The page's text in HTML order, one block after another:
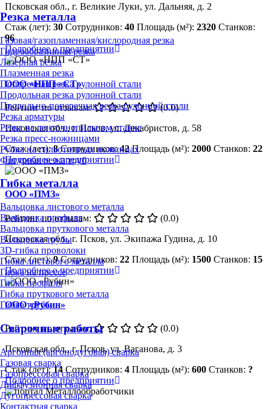
Резка металла
Газовая/газопламенная/кислородная резка
Гидроабразивная резка
Лазерная резка
Плазменная резка
Поперечная резка рулонной стали
Продольная резка рулонной стали
Продольно-поперечная резка рулонной стали
Резка арматуры
Резка на ленточнопильном станке
Резка пресс-ножницами
Рубка на гильотинных ножницах
Фигурная резка труб
Гибка металла
Вальцовка листового металла
Вальцовка профиля
Вальцовка пруткового металла
Вальцовка трубы
3D-гибка проволоки
Гибка листового металла
Гибка на прессе
Гибка профиля
Гибка пруткового металла
Гибка трубы
Сварочные работы
Аргонная (аргонодуговая) сварка
Газовая сварка
Газопрессовая сварка
Диффузионная сварка
Дугопрессовая сварка
Контактная сварка
Псковская обл., г. Великие Луки, ул. Дальняя, д. 2
Стаж (лет): 30 Сотрудников: 40 Площадь (м²): 2320 Станков:
96
Подробнее о предприятии
ООО «НПП «СТ»
Рейтинг по отзывам:
(0.0)
Псковская обл., г. Псков, ул. Декабристов, д. 58
Стаж (лет):8 Сотрудников:42 Площадь (м²): 2000 Станков: 22
Подробнее о предприятии
ООО «ПМЗ»
Рейтинг по отзывам:
(0.0)
Псковская обл., г. Псков, ул. Экипажа Гудина, д. 10
Стаж (лет):9 Сотрудников: 22 Площадь (м²): 1500 Станков: 15
Подробнее о предприятии
ООО «Рубин»
Рейтинг по отзывам:
(0.0)
Псковская обл., г. Псков, ул. Ваганова, д. 3
Стаж (лет):14 Сотрудников: 4 Площадь (м²): 600 Станков: ?
Подробнее о предприятии